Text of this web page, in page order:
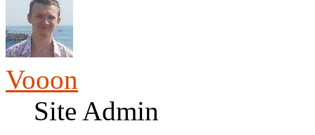
Vooon
Site Admin